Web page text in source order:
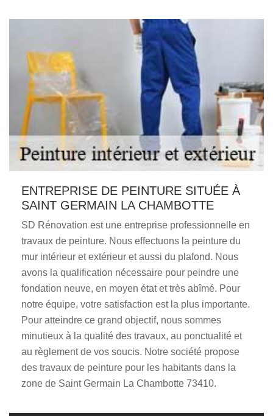
ENTREPRISE DE PEINTURE SITUÉE À
SAINT GERMAIN LA CHAMBOTTE
SD Rénovation est une entreprise professionnelle en
travaux de peinture. Nous effectuons la peinture du
mur intérieur et extérieur et aussi du plafond. Nous
avons la qualification nécessaire pour peindre une
fondation neuve, en moyen état et très abîmé. Pour
notre équipe, votre satisfaction est la plus importante.
Pour atteindre ce grand objectif, nous sommes
minutieux à la qualité des travaux, au ponctualité et
au règlement de vos soucis. Notre société propose
des travaux de peinture pour les habitants dans la
zone de Saint Germain La Chambotte 73410.